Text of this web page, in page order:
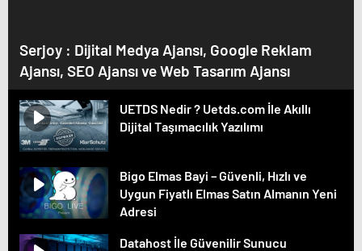
Serjoy : Dijital Medya Ajansı, Google Reklam
Ajansı, SEO Ajansı ve Web Tasarım Ajansı
UETDS Nedir ? Uetds.com İle Akıllı
Dijital Taşımacılık Yazılımı
Bigo Elmas Bayi – Güvenli, Hızlı ve
Uygun Fiyatlı Elmas Satın Almanın Yeni
Adresi
Datahost İle Güvenilir Sunucu